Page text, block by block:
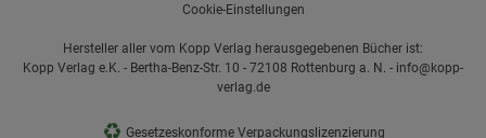
Cookie-Einstellungen
Hersteller aller vom Kopp Verlag herausgegebenen Bücher ist:
Kopp Verlag e.K. - Bertha-Benz-Str. 10 - 72108 Rottenburg a. N. - info@kopp-
verlag.de
♻ Gesetzeskonforme Verpackungslizenzierung